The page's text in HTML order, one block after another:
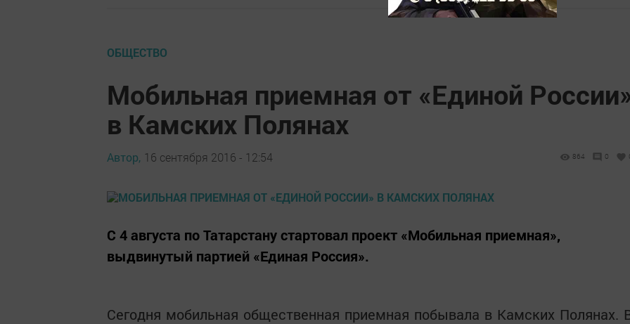
ОБЩЕСТВО
Мобильная приемная от «Единой
в Камских Полянах
Автор, 16 сентября 2016 - 12:54 864 0
С 4 августа по Татарстану стартовал проект «Мобильная приемная»,
выдвинутый партией «Единая Россия».
Сегодня мобильная общественная приемная побывала в Камских Полянах.